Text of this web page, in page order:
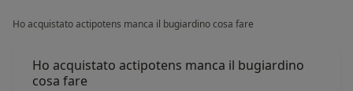
Ho acquistato actipotens manca il bugiardino cosa fare
Ho acquistato actipotens manca il bugiardino
cosa fare